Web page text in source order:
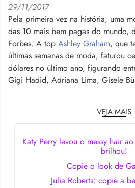
29/11/2017
Pela primeira vez na história, uma
das 10 mais bem pagas do mundo,
Forbes. A top Ashley Graham, que
últimas semanas de moda, faturou
dólares no último ano, figurando
Gigi Hadid, Adriana Lima, Gisele
VEJA MAIS
Katy Perry levou o messy hair
brilhou!
Copie o look de
Julia Roberts: copie a